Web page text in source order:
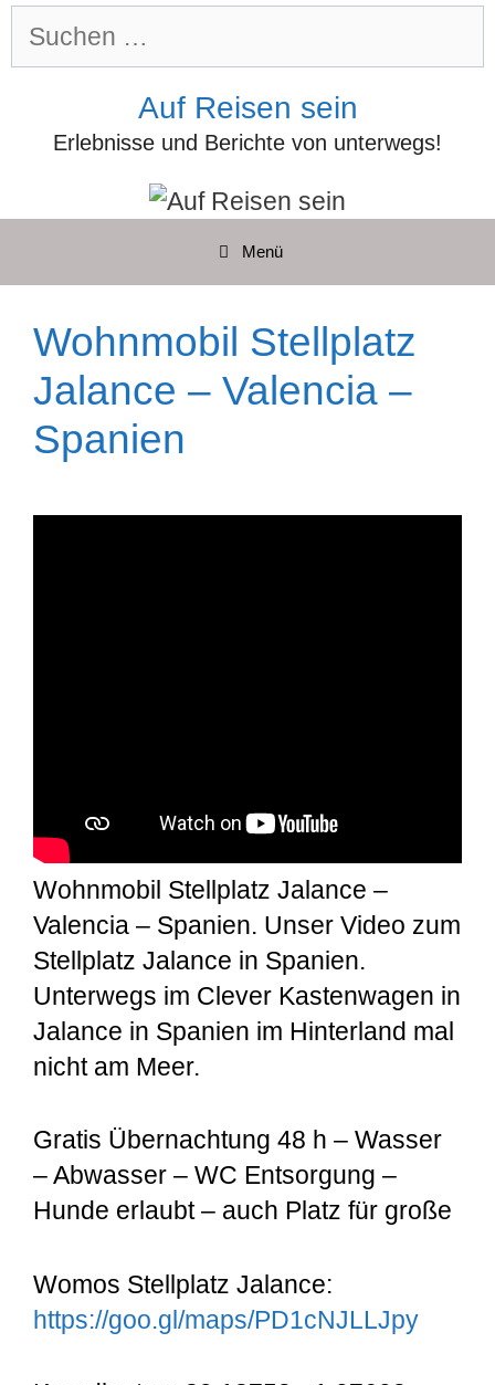
Zum
Inhalt
Suchen
Auf Reisen sein
Erlebnisse und Berichte von unterwegs!
Menü
Wohnmobil Stellplatz
Jalance – Valencia –
Spanien
Wohnmobil Stellplatz Jalance –
Valencia – Spanien. Unser Video zum
Stellplatz Jalance in Spanien.
Unterwegs im Clever Kastenwagen in
Jalance in Spanien im Hinterland mal
nicht am Meer.
Gratis Übernachtung 48 h – Wasser
– Abwasser – WC Entsorgung –
Hunde erlaubt – auch Platz für große
Womos Stellplatz Jalance:
https://goo.gl/maps/PD1cNJLLJpy